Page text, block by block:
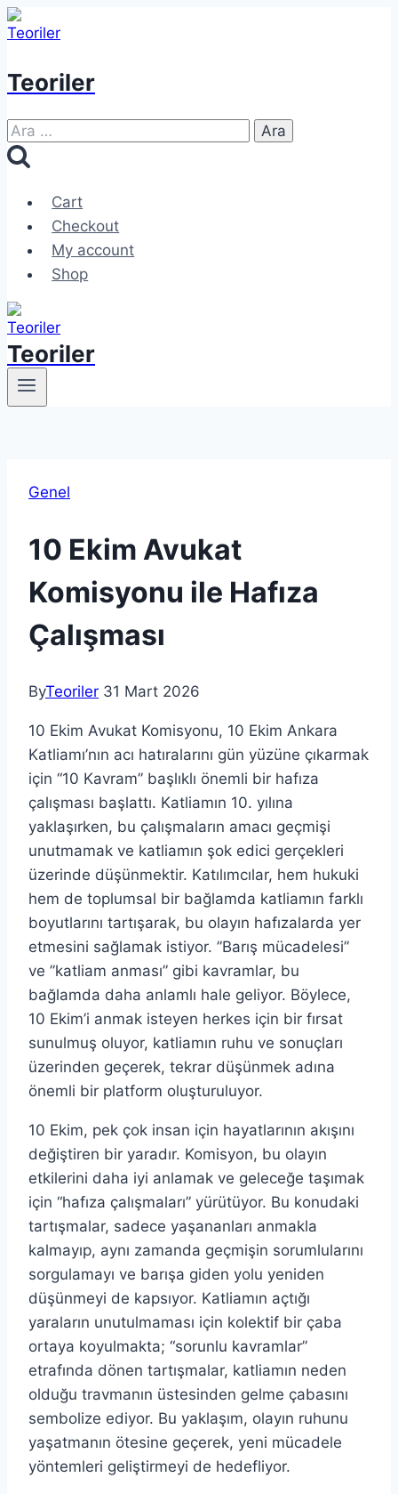
Skip
to
Teoriler
Arama:
Cart
Checkout
My account
Shop
Teoriler
Genel
10 Ekim Avukat
Komisyonu ile Hafıza
Çalışması
ByTeoriler 31 Mart 2026
10 Ekim Avukat Komisyonu, 10 Ekim Ankara
Katliamı’nın acı hatıralarını gün yüzüne çıkarmak
için “10 Kavram” başlıklı önemli bir hafıza
çalışması başlattı. Katliamın 10. yılına
yaklaşırken, bu çalışmaların amacı geçmişi
unutmamak ve katliamın şok edici gerçekleri
üzerinde düşünmektir. Katılımcılar, hem hukuki
hem de toplumsal bir bağlamda katliamın farklı
boyutlarını tartışarak, bu olayın hafızalarda yer
etmesini sağlamak istiyor. ”Barış mücadelesi”
ve ”katliam anması” gibi kavramlar, bu
bağlamda daha anlamlı hale geliyor. Böylece,
10 Ekim’i anmak isteyen herkes için bir fırsat
sunulmuş oluyor, katliamın ruhu ve sonuçları
üzerinden geçerek, tekrar düşünmek adına
önemli bir platform oluşturuluyor.
10 Ekim, pek çok insan için hayatlarının akışını
değiştiren bir yaradır. Komisyon, bu olayın
etkilerini daha iyi anlamak ve geleceğe taşımak
için “hafıza çalışmaları” yürütüyor. Bu konudaki
tartışmalar, sadece yaşananları anmakla
kalmayıp, aynı zamanda geçmişin sorumlularını
sorgulamayı ve barışa giden yolu yeniden
düşünmeyi de kapsıyor. Katliamın açtığı
yaraların unutulmaması için kolektif bir çaba
ortaya koyulmakta; “sorunlu kavramlar”
etrafında dönen tartışmalar, katliamın neden
olduğu travmanın üstesinden gelme çabasını
sembolize ediyor. Bu yaklaşım, olayın ruhunu
yaşatmanın ötesine geçerek, yeni mücadele
yöntemleri geliştirmeyi de hedefliyor.